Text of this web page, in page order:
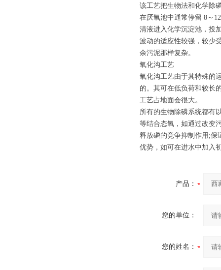
该工艺把生物法和化学除
在厌氧池中通常停留 8～
清液进入化学沉淀池，投
波动的适应性较强，较少
余污泥那样复杂。
氧化沟工艺
氧化沟工艺由于其特殊的
的。其可在低负荷和较长
工艺占地面会很大。
所有的生物除磷系统都有
等结合态氧，如通过改变
释放磷的竞争抑制作用;保
优势，如可在进水中加入
产品：
您的单位：
您的姓名：